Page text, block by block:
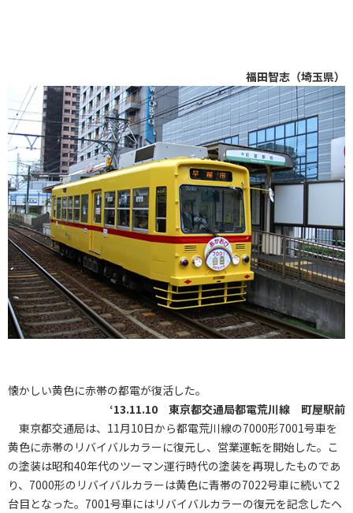
福田智志（埼玉県）
懐かしい黄色に赤帯の都電が復活した。
‘13.11.10 東京都交通局都電荒川線 町屋駅前
東京都交通局は、11月10日から都電荒川線の7000形7001号車を
黄色に赤帯のリバイバルカラーに復元し、営業運転を開始した。こ
の塗装は昭和40年代のツーマン運行時代の塗装を再現したものであ
り、7000形のリバイバルカラーは黄色に青帯の7022号車に続いて2
台目となった。7001号車にはリバイバルカラーの復元を記念したヘ